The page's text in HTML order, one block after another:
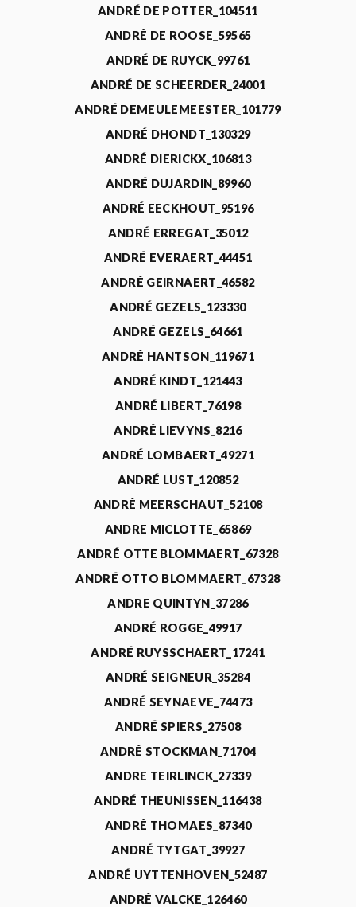
ANDRÉ DE POTTER_104511
ANDRÉ DE ROOSE_59565
ANDRÉ DE RUYCK_99761
ANDRÉ DE SCHEERDER_24001
ANDRÉ DEMEULEMEESTER_101779
ANDRÉ DHONDT_130329
ANDRÉ DIERICKX_106813
ANDRÉ DUJARDIN_89960
ANDRÉ EECKHOUT_95196
ANDRÉ ERREGAT_35012
ANDRÉ EVERAERT_44451
ANDRÉ GEIRNAERT_46582
ANDRÉ GEZELS_123330
ANDRÉ GEZELS_64661
ANDRÉ HANTSON_119671
ANDRÉ KINDT_121443
ANDRÉ LIBERT_76198
ANDRÉ LIEVYNS_8216
ANDRÉ LOMBAERT_49271
ANDRÉ LUST_120852
ANDRÉ MEERSCHAUT_52108
ANDRE MICLOTTE_65869
ANDRÉ OTTE BLOMMAERT_67328
ANDRÉ OTTO BLOMMAERT_67328
ANDRE QUINTYN_37286
ANDRÉ ROGGE_49917
ANDRÉ RUYSSCHAERT_17241
ANDRÉ SEIGNEUR_35284
ANDRÉ SEYNAEVE_74473
ANDRÉ SPIERS_27508
ANDRÉ STOCKMAN_71704
ANDRE TEIRLINCK_27339
ANDRÉ THEUNISSEN_116438
ANDRÉ THOMAES_87340
ANDRÉ TYTGAT_39927
ANDRÉ UYTTENHOVEN_52487
ANDRÉ VALCKE_126460